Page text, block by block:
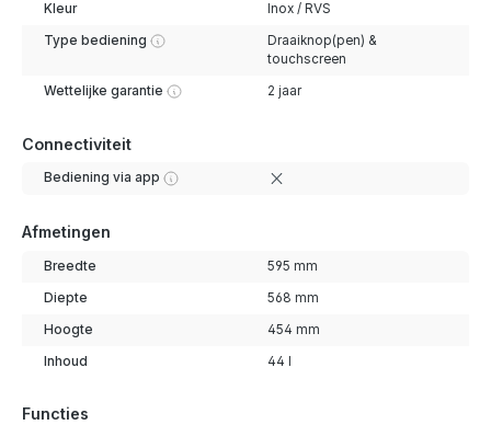
Kleur Inox / RVS
Type bediening
Draaiknop(pen) &
touchscreen
Wettelijke garantie 2 jaar
Connectiviteit
Bediening via app
Afmetingen
Breedte 595 mm
Diepte 568 mm
Hoogte 454 mm
Inhoud 44 l
Functies